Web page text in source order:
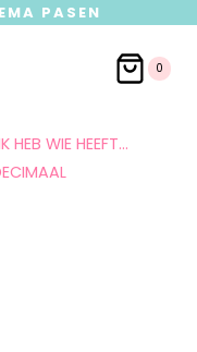
PASEN
0
HEB WIE HEEFT…